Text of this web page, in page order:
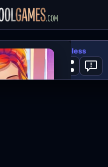
ASMR Beauty Homeless
0